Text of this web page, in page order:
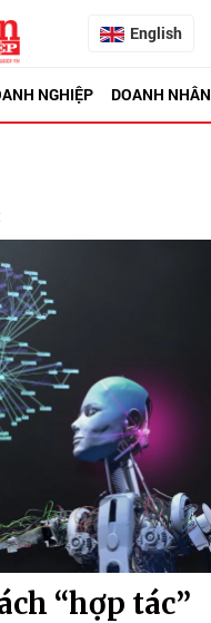
English
NGHIỆP DOANH NHÂN
“hợp tác”